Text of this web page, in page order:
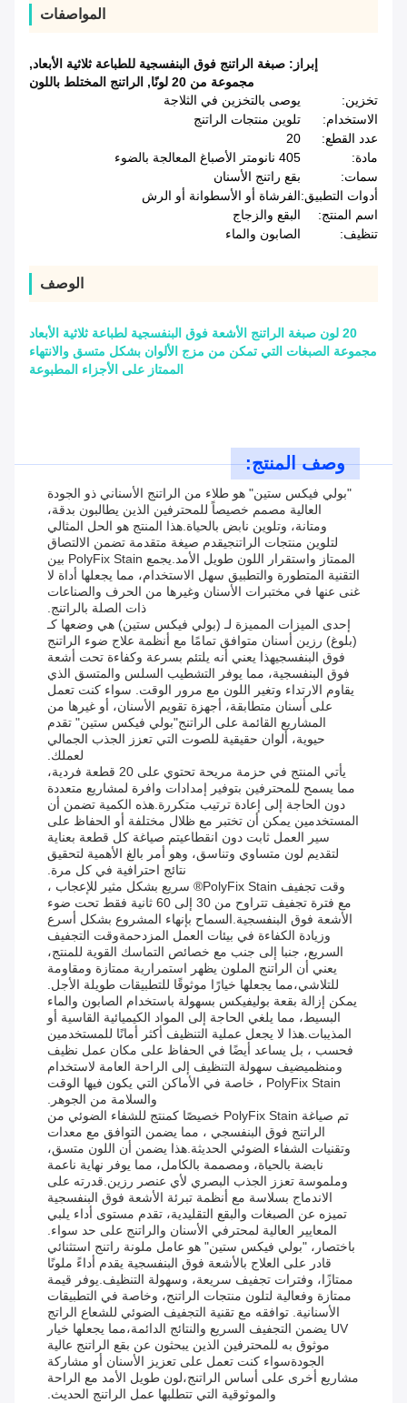
المواصفات
إبراز: صبغة الراتنج فوق البنفسجية للطباعة ثلاثية الأبعاد,
مجموعة من 20 لونًا
, الراتنج المختلط باللون
تخزين:
يوصى بالتخزين في الثلاجة
الاستخدام:
تلوين منتجات الراتنج
عدد القطع:
20
مادة:
405 نانومتر الأصباغ المعالجة بالضوء
سمات:
بقع راتنج الأسنان
أدوات التطبيق:الفرشاة أو الأسطوانة أو الرش
اسم المنتج:
البقع والزجاج
تنظيف:
الصابون والماء
الوصف
20 لون صبغة الراتنج الأشعة فوق البنفسجية لطباعة ثلاثية الأبعاد
مجموعة الصبغات التي تمكن من مزج الألوان بشكل متسق والانتهاء
الممتاز على الأجزاء المطبوعة
وصف المنتج:
"بولي فيكس ستين" هو طلاء من الراتنج الأسناني ذو الجودة
العالية مصمم خصيصاً للمحترفين الذين يطالبون بدقة،
ومتانة، وتلوين نابض بالحياة.هذا المنتج هو الحل المثالي
لتلوين منتجات الراتنجيقدم صيغة متقدمة تضمن الالتصاق
الممتاز واستقرار اللون طويل الأمد.يجمع PolyFix Stain بين
التقنية المتطورة والتطبيق سهل الاستخدام، مما يجعلها أداة لا
غنى عنها في مختبرات الأسنان وغيرها من الحرف والصناعات
ذات الصلة بالراتنج.
إحدى الميزات المميزة لـ (بولي فيكس ستين) هي وضعها كـ
(بلوغ) رزين أسنان متوافق تمامًا مع أنظمة علاج ضوء الراتنج
فوق البنفسجيهذا يعني أنه يلتئم بسرعة وكفاءة تحت أشعة
فوق البنفسجية، مما يوفر التشطيب السلس والمتسق الذي
يقاوم الارتداء وتغير اللون مع مرور الوقت. سواء كنت تعمل
على أسنان متطابقة، أجهزة تقويم الأسنان، أو غيرها من
المشاريع القائمة على الراتنج"بولي فيكس ستين" تقدم
حيوية، ألوان حقيقية للصوت التي تعزز الجذب الجمالي
لعملك.
يأتي المنتج في حزمة مريحة تحتوي على 20 قطعة فردية،
مما يسمح للمحترفين بتوفير إمدادات وافرة لمشاريع متعددة
دون الحاجة إلى إعادة ترتيب متكررة.هذه الكمية تضمن أن
المستخدمين يمكن أن تختبر مع ظلال مختلفة أو الحفاظ على
سير العمل ثابت دون انقطاعيتم صياغة كل قطعة بعناية
لتقديم لون متساوي وتناسق، وهو أمر بالغ الأهمية لتحقيق
نتائج احترافية في كل مرة.
وقت تجفيف PolyFix Stain® سريع بشكل مثير للإعجاب ،
مع فترة تجفيف تتراوح من 30 إلى 60 ثانية فقط تحت ضوء
الأشعة فوق البنفسجية.السماح بإنهاء المشروع بشكل أسرع
وزيادة الكفاءة في بيئات العمل المزدحمةوقت التجفيف
السريع، جنبا إلى جنب مع خصائص التماسك القوية للمنتج،
يعني أن الراتنج الملون يظهر استمرارية ممتازة ومقاومة
للتلاشي،مما يجعلها خيارًا موثوقًا للتطبيقات طويلة الأجل.
يمكن إزالة بقعة بوليفيكس بسهولة باستخدام الصابون والماء
البسيط، مما يلغي الحاجة إلى المواد الكيميائية القاسية أو
المذيبات.هذا لا يجعل عملية التنظيف أكثر أمانًا للمستخدمين
فحسب ، بل يساعد أيضًا في الحفاظ على مكان عمل نظيف
ومنظميضيف سهولة التنظيف إلى الراحة العامة لاستخدام
PolyFix Stain ، خاصة في الأماكن التي يكون فيها الوقت
والسلامة من الجوهر.
تم صياغة PolyFix Stain خصيصًا كمنتج للشفاء الضوئي من
الراتنج فوق البنفسجي ، مما يضمن التوافق مع معدات
وتقنيات الشفاء الضوئي الحديثة.هذا يضمن أن اللون متسق،
نابضة بالحياة، ومصممة بالكامل، مما يوفر نهاية ناعمة
وملموسة تعزز الجذب البصري لأي عنصر رزين.قدرته على
الاندماج بسلاسة مع أنظمة تبرئة الأشعة فوق البنفسجية
تميزه عن الصبغات والبقع التقليدية، تقدم مستوى أداء يلبي
المعايير العالية لمحترفي الأسنان والراتنج على حد سواء.
باختصار، "بولي فيكس ستين" هو عامل ملونة راتنج استثنائي
قادر على العلاج بالأشعة فوق البنفسجية يقدم أداءً ملونًا
ممتازًا، وفترات تجفيف سريعة، وسهولة التنظيف.يوفر قيمة
ممتازة وفعالية لتلون منتجات الراتنج، وخاصة في التطبيقات
الأسنانية. توافقه مع تقنية التجفيف الضوئي للشعاع الراتج
UV يضمن التجفيف السريع والنتائج الدائمة،مما يجعلها خيار
موثوق به للمحترفين الذين يبحثون عن بقع الراتنج عالية
الجودةسواء كنت تعمل على تعزيز الأسنان أو مشاركة
مشاريع أخرى على أساس الراتنج،لون طويل الأمد مع الراحة
والموثوقية التي تتطلبها عمل الراتنج الحديث.